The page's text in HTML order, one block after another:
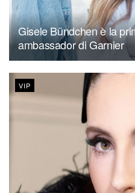
Gisele Bündchen è la
ambassador di Garnier
VIP